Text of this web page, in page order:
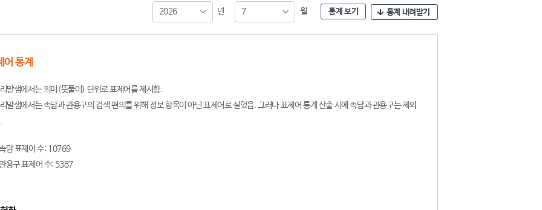
2026 년 7 월 통계 보기 통계 내려받기
어 통계
말샘에서는 의미(뜻풀이) 단위로 표제어를 제시함.
말샘에서는 속담과 관용구의 검색 편의를 위해 정보 항목이 아닌 표제어로 실었음. 그러나 표제어 통계 산출 시에 속담과 관용구는 제외
담 표제어 수: 10769
용구 표제어 수: 5387